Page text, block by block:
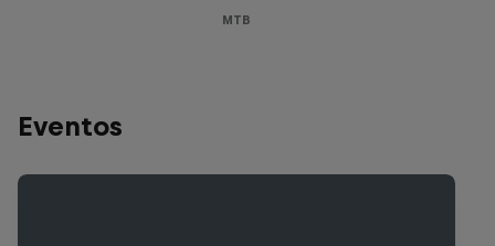
MTB
Eventos